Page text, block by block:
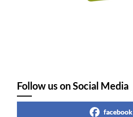
Follow us on Social Media
facebook